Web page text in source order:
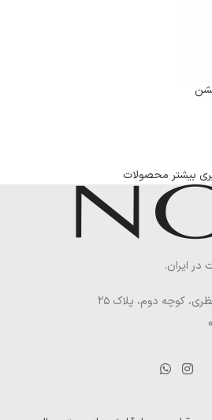
بیشتر محصولات
ایران.
کوچه دوم، پلاک ۲۵